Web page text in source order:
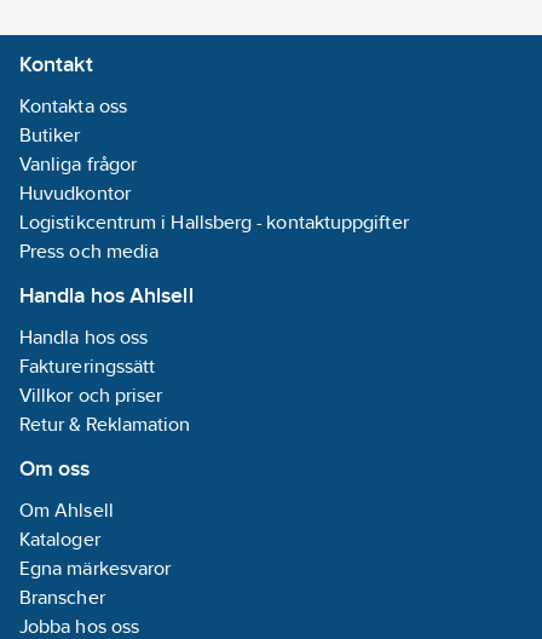
Kontakt
Kontakta oss
Butiker
Vanliga frågor
Huvudkontor
Logistikcentrum i Hallsberg - kontaktuppgifter
Press och media
Handla hos Ahlsell
Handla hos oss
Faktureringssätt
Villkor och priser
Retur & Reklamation
Om oss
Om Ahlsell
Kataloger
Egna märkesvaror
Branscher
Jobba hos oss